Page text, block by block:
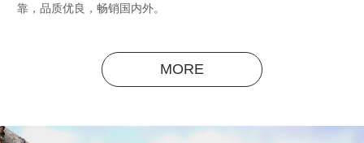
靠，品质优良，畅销国内外。
MORE